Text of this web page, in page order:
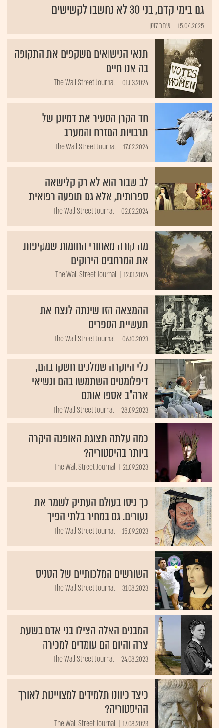
גם בימי קדם, בני 30 לא נחשבו לקשישים
15.04.2025 שחר לוטן
תנאי הנישואים משקפים את התקופה
בה אנו חיים
01.03.2024
The Wall Street Journal
חד הקרן הסעיר את דמיונן של
תרבויות המזרח והמערב
17.02.2024
The Wall Street Journal
לב שבור הוא לא רק קלישאה
ספרותית, אלא גם תופעה רפואית
02.02.2024
The Wall Street Journal
מה קורה מאחורי החומות שמקיפות
את המרחבים הירוקים
12.01.2024
The Wall Street Journal
ההמצאה הזו שינתה לנצח את
תעשיית הספרים
06.10.2023
The Wall Street Journal
כלי היוקרה שמלכים חשקו בהם,
דיפלומטים השתמשו בהם ונשיאי
ארה"ב אספו אותם
28.09.2023
The Wall Street Journal
כמה עלתה תצוגת האופנה היקרה
ביותר בהיסטוריה?
21.09.2023
The Wall Street Journal
כך ניסו בעולם העתיק לשמר את
נעורים. גם במחיר בלתי הפיך
15.09.2023
The Wall Street Journal
השורשים המלכותיים של הטניס
31.08.2023
The Wall Street Journal
המבנים האלה הצילו בני אדם בשעת
צרה והיום הם עומדים למכירה
24.08.2023
The Wall Street Journal
כיצד כיוונו תלמידים למצויינות לאורך
ההיסטוריה?
17.08.2023
The Wall Street Journal